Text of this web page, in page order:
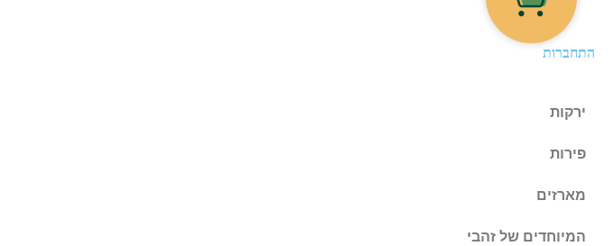
התחברות
ירקות
פירות
מארזים
המיוחדים של זהבי